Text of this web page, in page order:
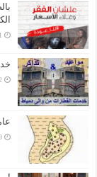
1 سبتمبر، 2016
22
19